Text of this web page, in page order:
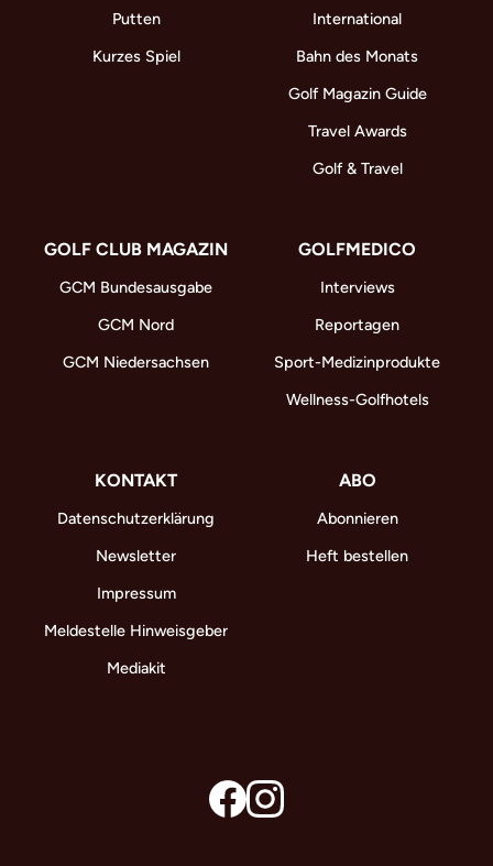
Putten
Kurzes Spiel
International
Bahn des Monats
Golf Magazin Guide
Travel Awards
Golf & Travel
GOLF CLUB MAGAZIN
GCM Bundesausgabe
GCM Nord
GCM Niedersachsen
GOLFMEDICO
Interviews
Reportagen
Sport-Medizinprodukte
Wellness-Golfhotels
KONTAKT
Datenschutzerklärung
Newsletter
Impressum
Meldestelle Hinweisgeber
Mediakit
ABO
Abonnieren
Heft bestellen